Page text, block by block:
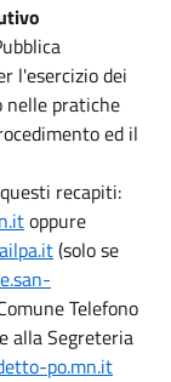
l'esercizio dei
nelle pratiche
ed il
recapiti:
oppure
(solo se
Telefono
alla Segreteria
po.mn.it